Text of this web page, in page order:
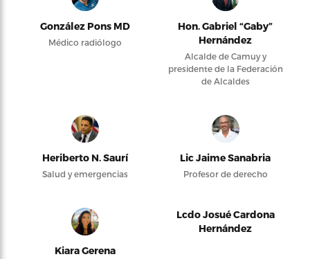
González Pons MD
Médico radiólogo
Hon. Gabriel “Gaby”
Hernández
Alcalde de Camuy y
presidente de la Federación
de Alcaldes
Heriberto N. Saurí
Salud y emergencias
Lic Jaime Sanabria
Profesor de derecho
Kiara Gerena
Lcdo Josué Cardona
Hernández